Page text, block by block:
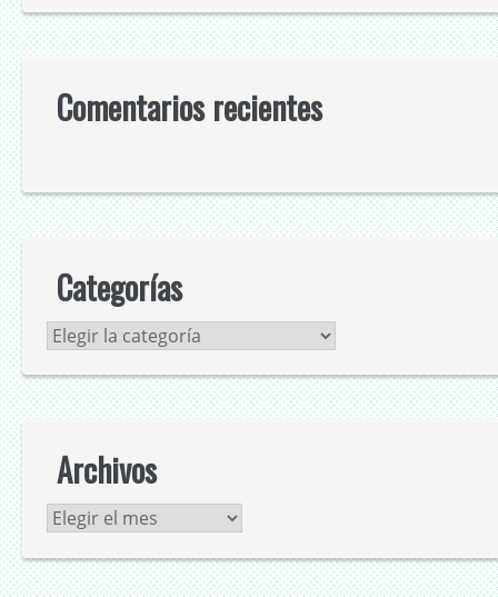
Comentarios recientes
Categorías
Categorías
Archivos
Archivos